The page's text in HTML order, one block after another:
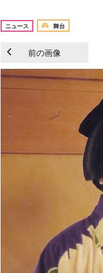
ニュース 舞台
前の画像